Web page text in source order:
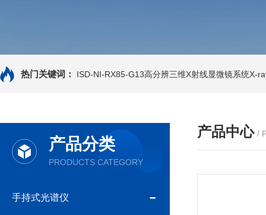
热门关键词： ISD-NI-RX85-G13高分辨三维X射线显微镜系统X-
产品分类
PRODUCTS CATEGORY
手持式光谱仪
产品中心 /